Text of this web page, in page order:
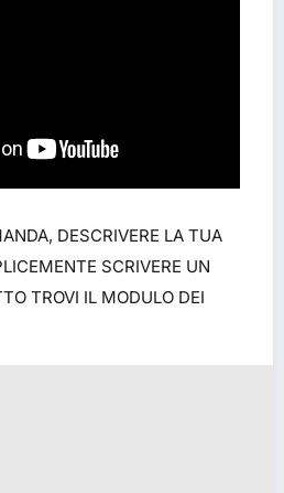
DESCRIVERE LA TUA
SCRIVERE UN
TROVI IL MODULO DEI